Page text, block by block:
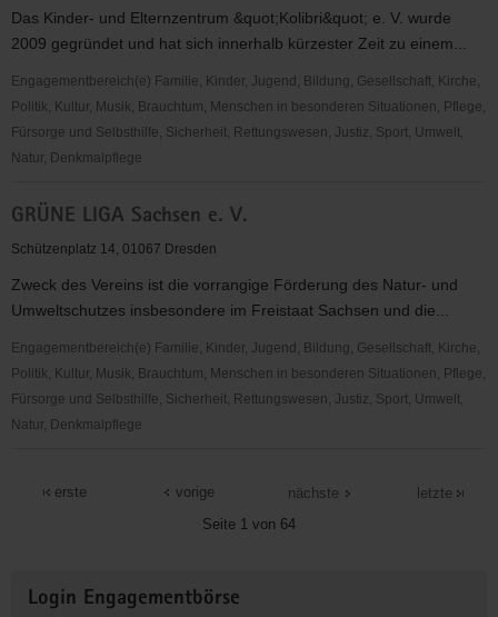
Liga
Das Kinder- und Elternzentrum &quot;Kolibri&quot; e. V. wurde
2009 gegründet und hat sich innerhalb kürzester Zeit zu einem...
Engagementbereich(e) Familie, Kinder, Jugend, Bildung, Gesellschaft, Kirche,
Politik, Kultur, Musik, Brauchtum, Menschen in besonderen Situationen, Pflege,
Fürsorge und Selbsthilfe, Sicherheit, Rettungswesen, Justiz, Sport, Umwelt,
Natur, Denkmalpflege
und
Elternzentrum
e.V.
GRÜNE LIGA Sachsen e. V.
Schützenplatz 14, 01067 Dresden
Zweck des Vereins ist die vorrangige Förderung des Natur- und
Umweltschutzes insbesondere im Freistaat Sachsen und die...
Engagementbereich(e) Familie, Kinder, Jugend, Bildung, Gesellschaft, Kirche,
Politik, Kultur, Musik, Brauchtum, Menschen in besonderen Situationen, Pflege,
Fürsorge und Selbsthilfe, Sicherheit, Rettungswesen, Justiz, Sport, Umwelt,
Natur, Denkmalpflege
erste
vorige
Seite 1 von 64
nächste letzte
Informationen
Login Engagementbörse